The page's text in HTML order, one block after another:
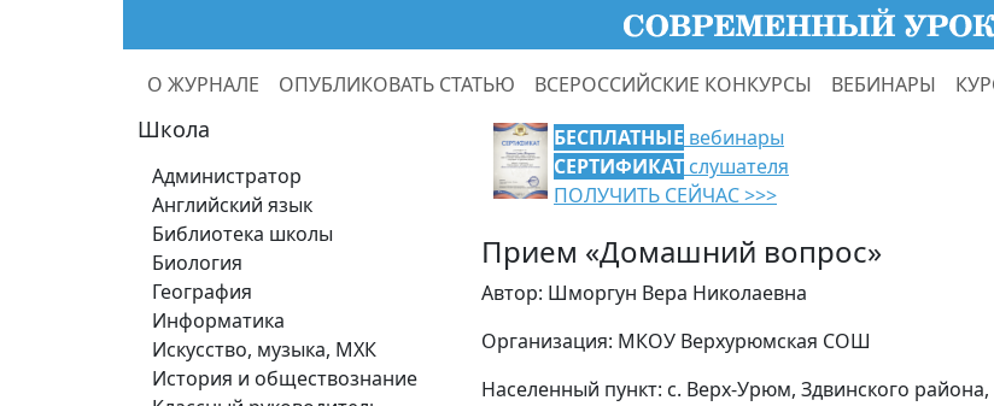
О ЖУРНАЛЕ ОПУБЛИКОВАТЬ СТАТЬЮ ВСЕРОССИЙСКИЕ КОНКУРСЫ ВЕБИНАРЫ
Школа
Администратор
Английский язык
Библиотека школы
Биология
География
Информатика
Искусство, музыка, МХК
История и обществознание
БЕСПЛАТНЫЕ вебинары
СЕРТИФИКАТ слушателя
ПОЛУЧИТЬ СЕЙЧАС >>>
Прием «Домашний вопрос»
Автор: Шморгун Вера Николаевна
Организация: МКОУ Верхурюмская СОШ
Населенный пункт: с. Верх-Урюм, Здвинского